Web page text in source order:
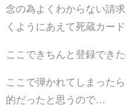
念の為よくわからない請
くようにあえて死蔵カー
ここできちんと登録でき
ここで弾かれてしまった
的だったと思うので…